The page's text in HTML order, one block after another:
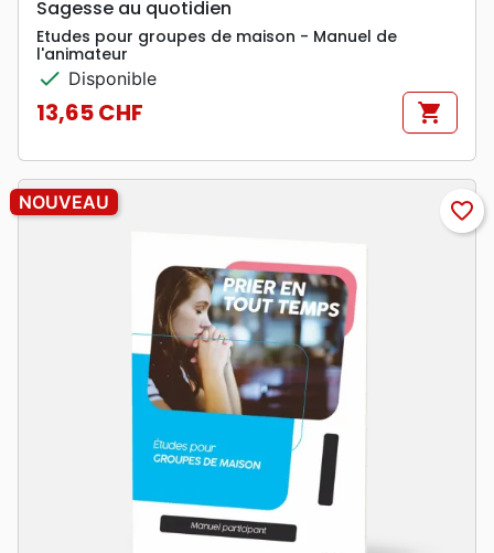
Sagesse au quotidien
Etudes pour groupes de maison - Manuel de
l'animateur
check Disponible
Prix
13,65 CHF shopping_cart
NOUVEAU favorite_border